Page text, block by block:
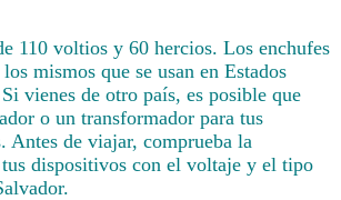
110 voltios y 60 hercios. Los enchufes
mismos que se usan en Estados
vienes de otro país, es posible que
o un transformador para tus
Antes de viajar, comprueba la
dispositivos con el voltaje y el tipo